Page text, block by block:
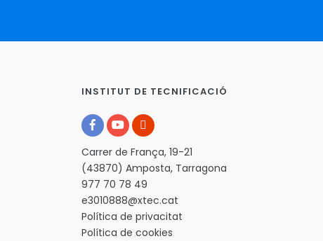
INSTITUT DE TECNIFICACIÓ
Carrer de França, 19-21
(43870) Amposta, Tarragona
977 70 78 49
e3010888@xtec.cat
Política de privacitat
Política de cookies